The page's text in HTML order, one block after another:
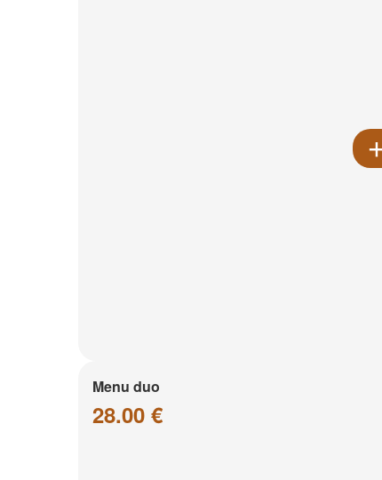
Menu duo
28.00 €